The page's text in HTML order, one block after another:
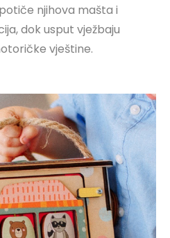
njihova mašta i
dok usput vježbaju
vještine.